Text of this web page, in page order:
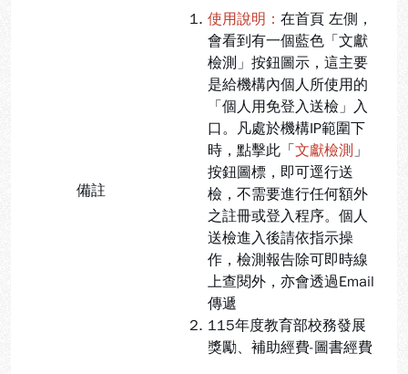
備註
使用說明： 在首頁 左側，
會看到有一個藍色「文獻
檢測」按鈕圖示，這主要
是給機構內個人所使用的
「個人用免登入送檢」 入
口。凡處於機構IP範圍下
時，點擊此「 文獻檢測 」
按鈕圖標，即可逕行送
檢，不需要進行任何額外
之註冊或登入程序。個人
送檢進入後請依指示操
作，檢測報告除可即時線
上查閱外，亦會透過Email
傳遞
115年度教育部校務發展
獎勵、補助經費-圖書經費